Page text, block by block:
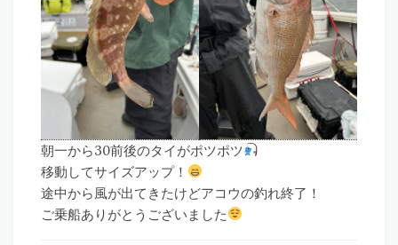
朝一から30前後のタイがポツポツ
移動してサイズアップ！
途中から風が出てきたけどアコウの釣れ終了！
ご乗船ありがとうございました